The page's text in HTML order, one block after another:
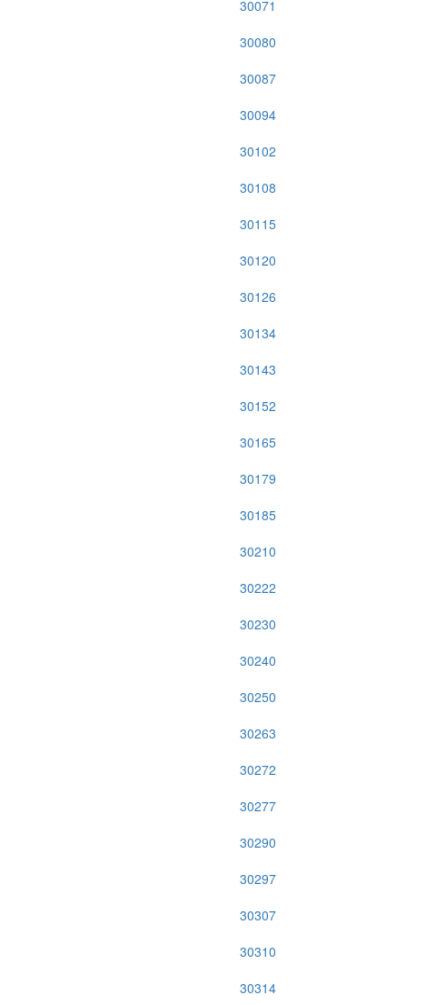
30071
30080
30087
30094
30102
30108
30115
30120
30126
30134
30143
30152
30165
30179
30185
30210
30222
30230
30240
30250
30263
30272
30277
30290
30297
30307
30310
30314